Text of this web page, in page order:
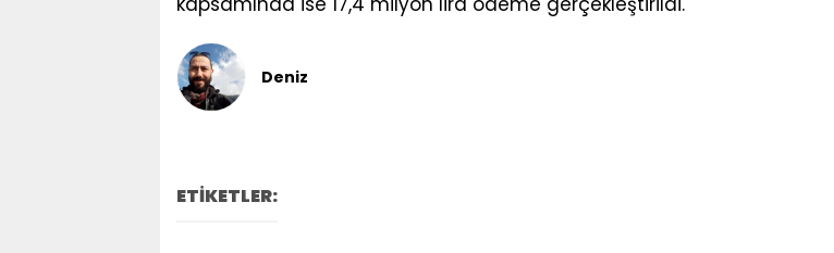
Deniz
ETİKETLER: